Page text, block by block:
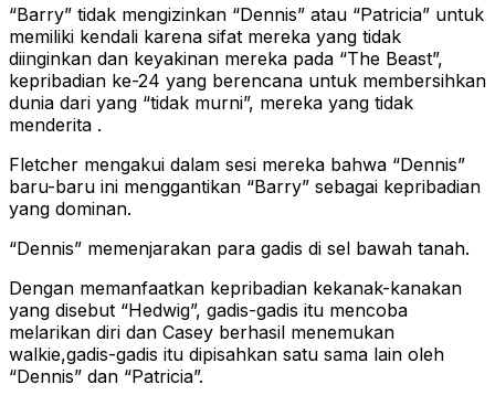
“Barry” tidak mengizinkan “Dennis” atau “Patricia” untuk
memiliki kendali karena sifat mereka yang tidak
diinginkan dan keyakinan mereka pada “The Beast”,
kepribadian ke-24 yang berencana untuk membersihkan
dunia dari yang “tidak murni”, mereka yang tidak
menderita .
Fletcher mengakui dalam sesi mereka bahwa “Dennis”
baru-baru ini menggantikan “Barry” sebagai kepribadian
yang dominan.
“Dennis” memenjarakan para gadis di sel bawah tanah.
Dengan memanfaatkan kepribadian kekanak-kanakan
yang disebut “Hedwig”, gadis-gadis itu mencoba
melarikan diri dan Casey berhasil menemukan
walkie,gadis-gadis itu dipisahkan satu sama lain oleh
“Dennis” dan “Patricia”.